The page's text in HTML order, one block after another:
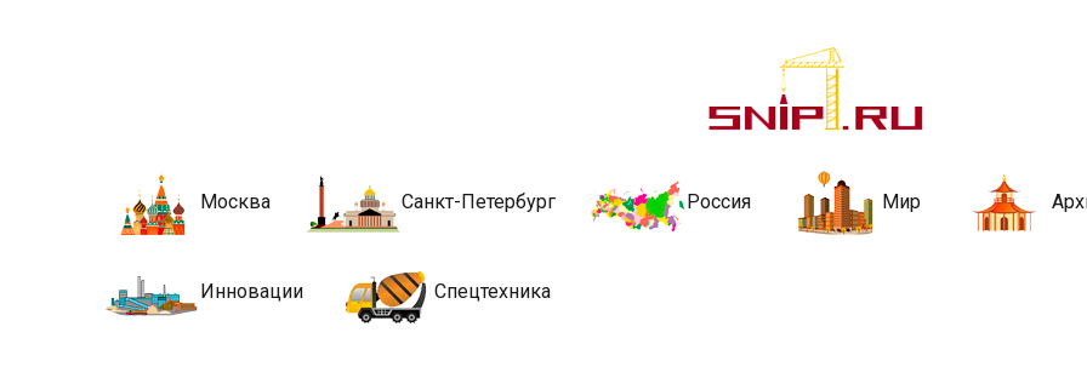
Новости строительства и
стройкой рубрики
Москва Санкт-Петербург Россия Мир
Инновации Спецтехника